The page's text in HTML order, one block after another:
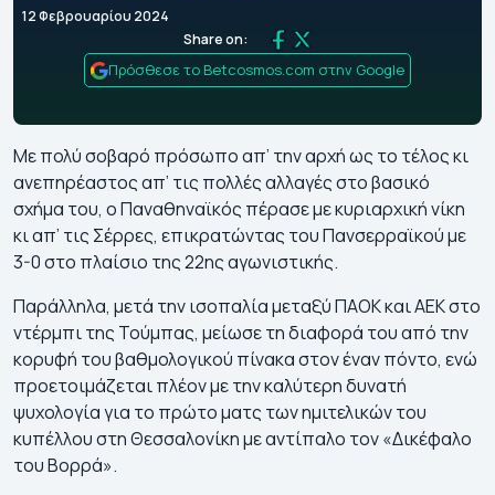
12 Φεβρουαρίου 2024
Share on:
Πρόσθεσε το Betcosmos.com στην Google
Με πολύ σοβαρό πρόσωπο απ’ την αρχή ως το τέλος κι
ανεπηρέαστος απ’ τις πολλές αλλαγές στο βασικό
σχήμα του, ο Παναθηναϊκός πέρασε με κυριαρχική νίκη
κι απ’ τις Σέρρες, επικρατώντας του Πανσερραϊκού με
3-0 στο πλαίσιο της 22ης αγωνιστικής.
Παράλληλα, μετά την ισοπαλία μεταξύ ΠΑΟΚ και ΑΕΚ στο
ντέρμπι της Τούμπας, μείωσε τη διαφορά του από την
κορυφή του βαθμολογικού πίνακα στον έναν πόντο, ενώ
προετοιμάζεται πλέον με την καλύτερη δυνατή
ψυχολογία για το πρώτο ματς των ημιτελικών του
κυπέλλου στη Θεσσαλονίκη με αντίπαλο τον «Δικέφαλο
του Βορρά».